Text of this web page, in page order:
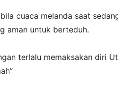
cuaca melanda saat
aman untuk berteduh.
terlalu memaksakan diri